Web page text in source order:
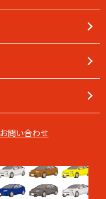
お問い合わせ